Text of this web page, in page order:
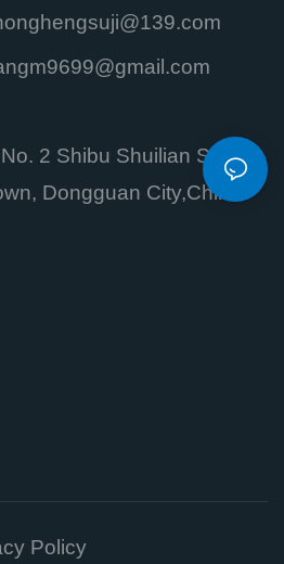
2 Shibu Shuilian Street,
Dongguan City,China
Policy